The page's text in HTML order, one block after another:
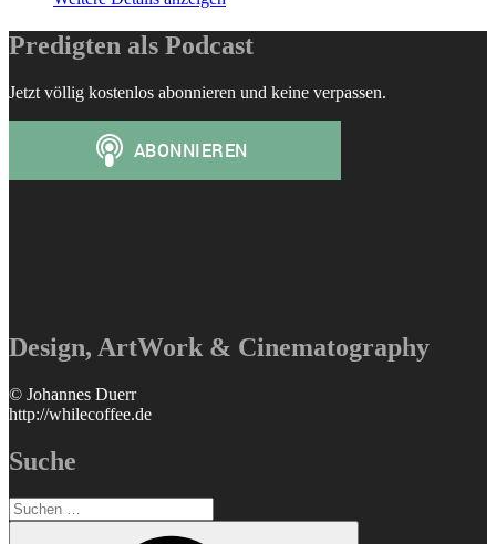
Predigten als Podcast
Jetzt völlig kostenlos abonnieren und keine verpassen.
Design, ArtWork & Cinematography
© Johannes Duerr
http://whilecoffee.de
Suche
Suchen
nach: